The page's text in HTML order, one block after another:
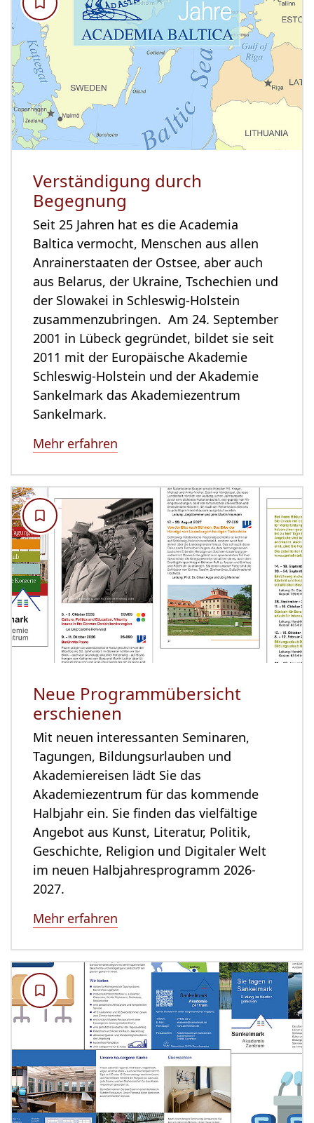
Verständigung durch
Begegnung
Seit 25 Jahren hat es die Academia
Baltica vermocht, Menschen aus allen
Anrainerstaaten der Ostsee, aber auch
aus Belarus, der Ukraine, Tschechien und
der Slowakei in Schleswig-Holstein
zusammenzubringen. Am 24. September
2001 in Lübeck gegründet, bildet sie seit
2011 mit der Europäische Akademie
Schleswig-Holstein und der Akademie
Sankelmark das Akademiezentrum
Sankelmark.
Mehr erfahren
Neue Programmübersicht
erschienen
Mit neuen interessanten Seminaren,
Tagungen, Bildungsurlauben und
Akademiereisen lädt Sie das
Akademiezentrum für das kommende
Halbjahr ein. Sie finden das vielfältige
Angebot aus Kunst, Literatur, Politik,
Geschichte, Religion und Digitaler Welt
im neuen Halbjahresprogramm 2026-
2027.
Mehr erfahren